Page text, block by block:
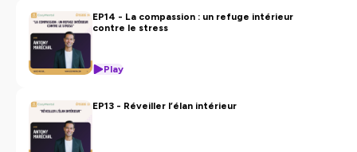
EP14 - La compassion : un refuge intérieur
contre le stress
Play
EP13 - Réveiller l’élan intérieur